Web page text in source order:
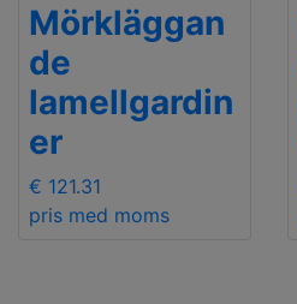
Mörkläggan
de
lamellgardin
er
€ 121.31
pris med moms